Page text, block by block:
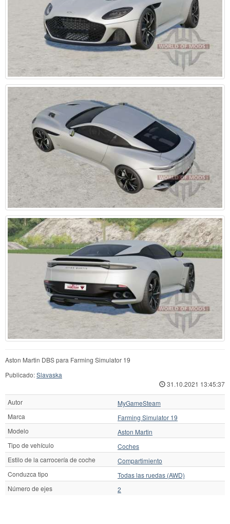
Aston Martin DBS para Farming Simulator 19
Publicado:Slavaska
31.10.2021 13:45:37
Autor
MyGameSteam
Marca
Farming Simulator 19
Modelo
Aston Martin
Tipo de vehículo
Coches
Estilo de la carrocería de coche
Compartimiento
Conduzca tipo
Todas las ruedas (AWD)
Número de ejes
2